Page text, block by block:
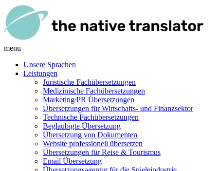
menu
Unsere Sprachen
Leistungen
Juristische Fachübersetzungen
Medizinische Fachübersetzungen
Marketing/PR Übersetzungen
Übersetzungen für Wirtschafts- und Finanzsektor
Technische Fachübersetzungen
Beglaubigte Übersetzung
Übersetzung von Dokumenten
Website professionell übersetzen
Übersetzungen für Reise & Tourismus
Email Übersetzung